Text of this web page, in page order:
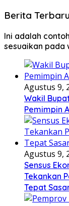
Berita Terbaru
Ini adalah
sesuaikan pada
Agustus 9,
Wakil
Pemimpin
Agustus 9,
Sensus
Tekankan
Tepat